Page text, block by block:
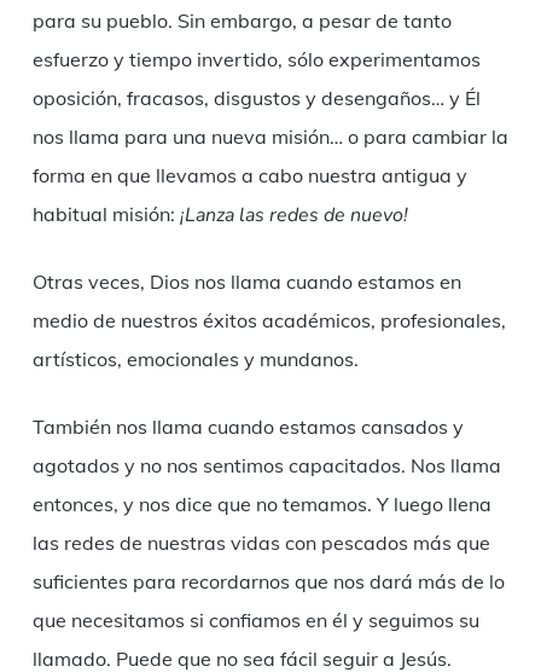
para su pueblo. Sin embargo, a pesar de tanto
esfuerzo y tiempo invertido, sólo experimentamos
oposición, fracasos, disgustos y desengaños… y Él
nos llama para una nueva misión… o para cambiar la
forma en que llevamos a cabo nuestra antigua y
habitual misión: ¡Lanza las redes de nuevo!
Otras veces, Dios nos llama cuando estamos en
medio de nuestros éxitos académicos, profesionales,
artísticos, emocionales y mundanos.
También nos llama cuando estamos cansados y
agotados y no nos sentimos capacitados. Nos llama
entonces, y nos dice que no temamos. Y luego llena
las redes de nuestras vidas con pescados más que
suficientes para recordarnos que nos dará más de lo
que necesitamos si confiamos en él y seguimos su
llamado. Puede que no sea fácil seguir a Jesús.